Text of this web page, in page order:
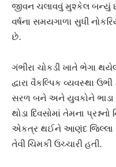
જીવન ચલાવવું મુશ્કેલ બન્યું
વર્ષના સમયગાળા સુધી
છે.
ગંભીરા ચોકડી ખાતે ભેગા
દ્વારા વૈકલ્પિક વ્યવસ્થા
સરળ બને અને યુવકોને ભાડા
થોડા દિવસોમાં તેમના
એકત્ર થઈને આણંદ જિલ્લા
તેવી ચિમકી ઉચ્ચારી હતી.